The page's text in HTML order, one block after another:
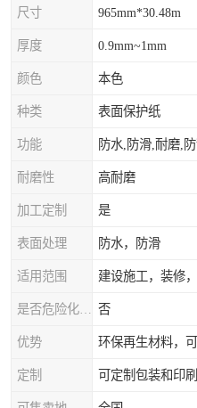
尺寸 965mm*30.48m
厚度 0.9mm~1mm
颜色 本色
种类 表面保护纸
功能 防水,防滑,耐磨,防
耐磨性 高耐磨
加工定制 是
表面处理 防水，防滑
适用范围 建设施工，装修
否
优势 环保再生材料，
定制 可定制包装和印刷